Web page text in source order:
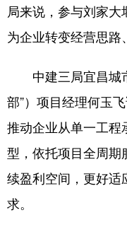
局来说，参与刘家
为企业转变经营思路
中建三局宜昌城
部”）项目经理何玉
推动企业从单一工
型，依托项目全周
续盈利空间，更好
求。